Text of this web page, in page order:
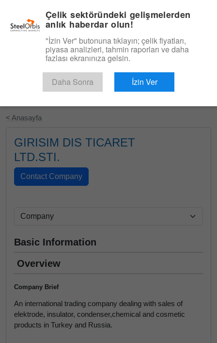
Ücretsiz Deneyin
< Anasayfa
GIRISIM DIS TICARET
LTD.STI.
Basic Information
Overview
Company Brief
An international trading company dealing with sales of
elektrode, insulator, condenser,chemical and cosmetic
products in Turkey and Russia.
Çelik sektöründeki gelişmelerden
anlık haberdar olun!
"İzin Ver" butonuna tıklayın; çelik fiyatları,
piyasa analizleri, tahmin raporları ve daha
fazlası ekranınıza gelsin.
Daha Sonra İzin Ver